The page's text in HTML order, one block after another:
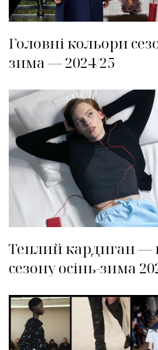
Головні кольори
зима — 2024/25
Теплий кардиган —
сезону осінь-зима